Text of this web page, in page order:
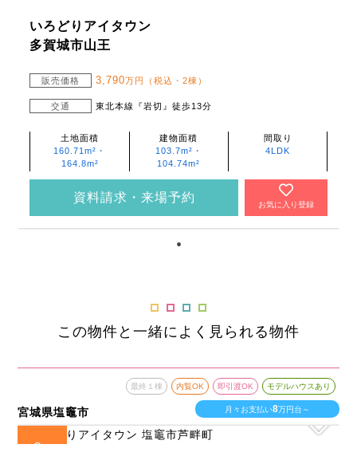
いろどりアイタウン
多賀城市山王
販売価格 3,790万円（税込・2棟）
交通 東北本線『岩切』徒歩13分
土地面積
160.71m²・
164.8m²
建物面積
103.7m²・
104.74m²
間取り
4LDK
資料請求・来場予約
お気に入り登録
この物件と一緒によく見られる物件
宮城県塩竈市
最終１棟 内覧OK 即引渡OK モデルハウスあり
月々お支払い8万円台～
8